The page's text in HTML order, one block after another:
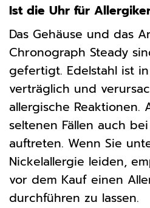
Ist die Uhr für
Das Gehäuse und das
Chronograph Steady
gefertigt. Edelstahl ist
verträglich und
allergische Reaktionen.
seltenen Fällen auch
auftreten. Wenn Sie
Nickelallergie leiden,
vor dem Kauf einen
durchführen zu lassen.